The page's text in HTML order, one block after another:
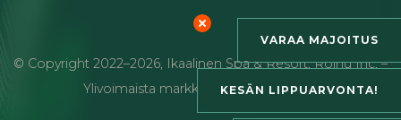
VARAA MAJOITUS
KESÄN LIPPUARVONTA!
© Copyright 2022–2026, Ikaalinen Spa & Resort,Roihu Inc. –
Ylivoimaista markkinointia ja viestintää